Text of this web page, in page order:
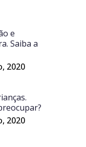
e
Saiba a
2020
2020